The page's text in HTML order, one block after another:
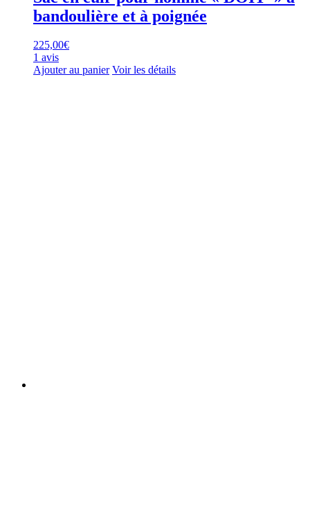
bandoulière et à poignée
225,00€
1 avis
Ajouter au panier Voir les détails